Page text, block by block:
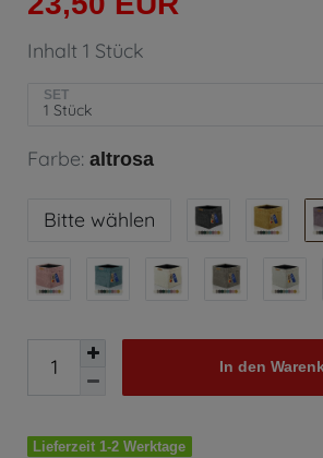
Inhalt 1 Stück
SET
Farbe: altrosa
Bitte wählen
In den
Lieferzeit 1-2 Werktage